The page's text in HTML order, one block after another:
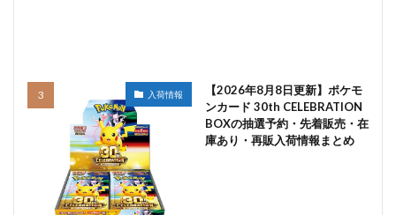
入荷情報
【2026年8月8日更新】ポケモ
ンカード 30th CELEBRATION
BOXの抽選予約・先着販売・在
庫あり・再販入荷情報まとめ